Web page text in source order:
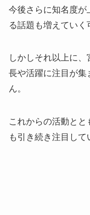
今後さらに知名度が
る話題も増えていく
しかしそれ以上に
長や活躍に注目が
ん。
これからの活動と
も引き続き注目して